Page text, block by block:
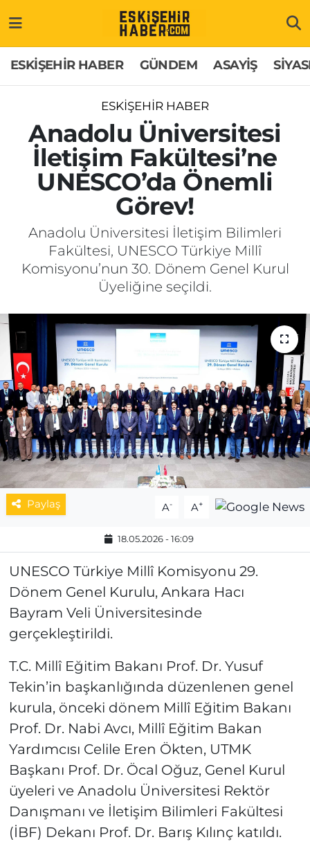
ESKİŞEHİR HABER GÜNDEM ASAYİŞ
ESKİŞEHİR HABER
Anadolu Üniversitesi
İletişim Fakültesi’ne
UNESCO’da Önemli
Görev!
Anadolu Üniversitesi İletişim Bilimleri
Fakültesi, UNESCO Türkiye Millî
Komisyonu’nun 30. Dönem Genel Kurul
Üyeliğine seçildi.
Paylaş A- A+
18.05.2026 - 16:09
UNESCO Türkiye Millî Komisyonu 29.
Dönem Genel Kurulu, Ankara Hacı
Bayram Veli Üniversitesinde
gerçekleştirildi.
T.C. Millî Eğitim Bakanı Prof. Dr. Yusuf
Tekin’in başkanlığında düzenlenen genel
kurula, önceki dönem Millî Eğitim Bakanı
Prof. Dr. Nabi Avcı, Millî Eğitim Bakan
Yardımcısı Celile Eren Ökten, UTMK
Başkanı Prof. Dr. Öcal Oğuz, Genel Kurul
üyeleri ve Anadolu Üniversitesi Rektör
Danışmanı ve İletişim Bilimleri Fakültesi
(İBF) Dekanı Prof. Dr. Barış Kılınç katıldı.
GÜNDEM
ASAYİŞ
SİYASET
EKONOMİ
SAĞLIK
EĞİTİM
MAGAZİN
ESKİŞEHİRSPOR
Hakkımızda
İletişim
Künye
Odunpazarı Trafik Yoğunluk Haritası
Süper Lig Puan Durumu ve Fikstür
Tüm Manşetler
Son Dakika Haberleri
Haber Arşivi